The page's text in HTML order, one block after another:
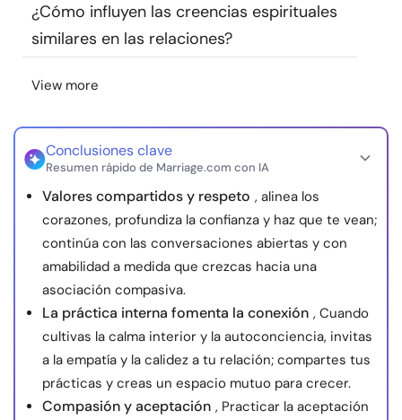
Sobre nosotros Contáctanos Escríbenos
nosotros
© Copyright 2026. Todos los derechos reservados.
¿Cómo influyen las creencias espirituales
similares en las relaciones?
View more
Conclusiones clave
Resumen rápido de Marriage.com con IA
Valores compartidos y respeto , alinea los
corazones, profundiza la confianza y haz que te vean;
continúa con las conversaciones abiertas y con
amabilidad a medida que crezcas hacia una
asociación compasiva.
La práctica interna fomenta la conexión , Cuando
cultivas la calma interior y la autoconciencia, invitas
a la empatía y la calidez a tu relación; compartes tus
prácticas y creas un espacio mutuo para crecer.
Compasión y aceptación , Practicar la aceptación